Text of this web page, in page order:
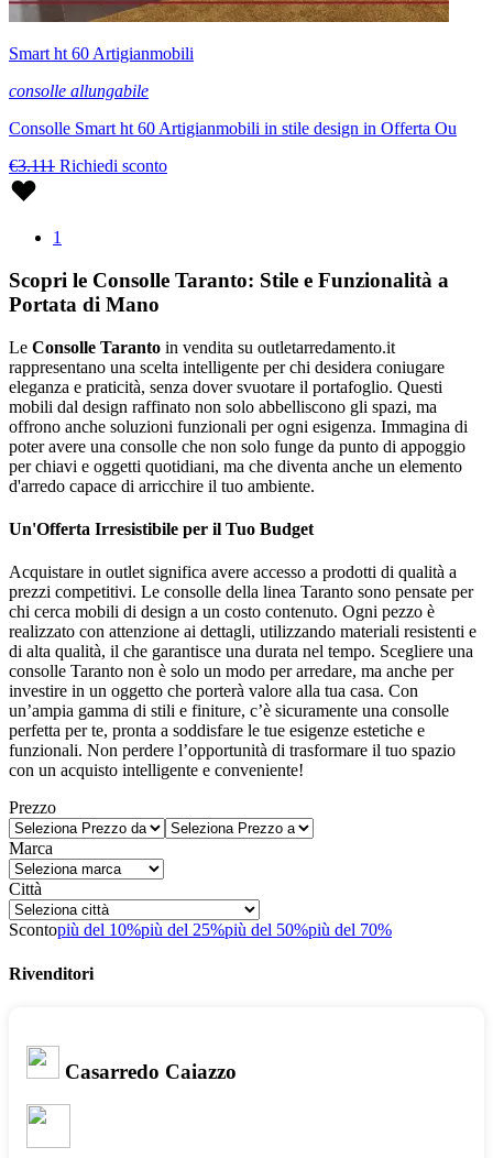
Smart ht 60 Artigianmobili
consolle allungabile
Consolle Smart ht 60 Artigianmobili in stile design in Offerta Ou
€3.111 Richiedi sconto
1
Scopri le Consolle Taranto: Stile e Funzionalità a
Portata di Mano
Le Consolle Taranto in vendita su outletarredamento.it
rappresentano una scelta intelligente per chi desidera coniugare
eleganza e praticità, senza dover svuotare il portafoglio. Questi
mobili dal design raffinato non solo abbelliscono gli spazi, ma
offrono anche soluzioni funzionali per ogni esigenza. Immagina di
poter avere una consolle che non solo funge da punto di appoggio
per chiavi e oggetti quotidiani, ma che diventa anche un elemento
d'arredo capace di arricchire il tuo ambiente.
Un'Offerta Irresistibile per il Tuo Budget
Acquistare in outlet significa avere accesso a prodotti di qualità a
prezzi competitivi. Le consolle della linea Taranto sono pensate per
chi cerca mobili di design a un costo contenuto. Ogni pezzo è
realizzato con attenzione ai dettagli, utilizzando materiali resistenti e
di alta qualità, il che garantisce una durata nel tempo. Scegliere una
consolle Taranto non è solo un modo per arredare, ma anche per
investire in un oggetto che porterà valore alla tua casa. Con
un’ampia gamma di stili e finiture, c’è sicuramente una consolle
perfetta per te, pronta a soddisfare le tue esigenze estetiche e
funzionali. Non perdere l’opportunità di trasformare il tuo spazio
con un acquisto intelligente e conveniente!
Prezzo
Marca
Città
Scontopiù del 10%più del 25%più del 50%più del 70%
Rivenditori
Casarredo Caiazzo